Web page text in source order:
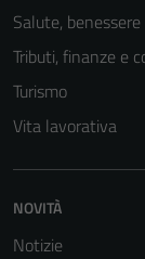
Salute,
Tributi, finanze e
Turismo
Vita lavorativa
NOVITÀ
Notizie